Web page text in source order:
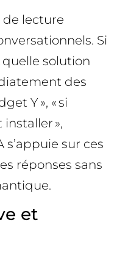
de lecture
Si
solution
des
Y », « si
»,
s’appuie sur ces
réponses sans
et